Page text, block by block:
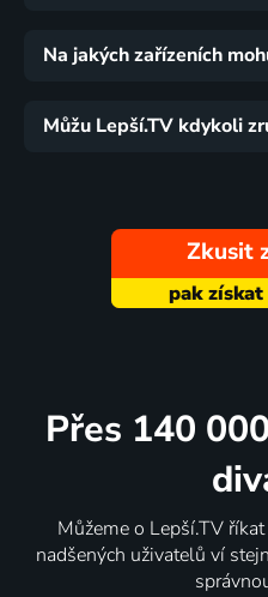
Na jakých zařízeních
Můžu Lepší.TV kdykoli
Zkusit
Přes 140
Můžeme o Lepší.TV
nadšených uživatelů ví